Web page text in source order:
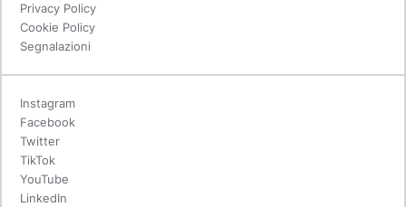
Privacy Policy
Cookie Policy
Segnalazioni
Instagram
Facebook
Twitter
TikTok
YouTube
LinkedIn